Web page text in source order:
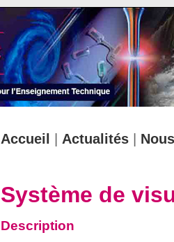
Accueil Actualités|
Système de
Description